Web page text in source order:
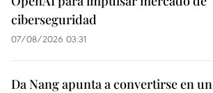
ciberseguridad
07/08/2026 03:31
Da Nang apunta a convertirse en un